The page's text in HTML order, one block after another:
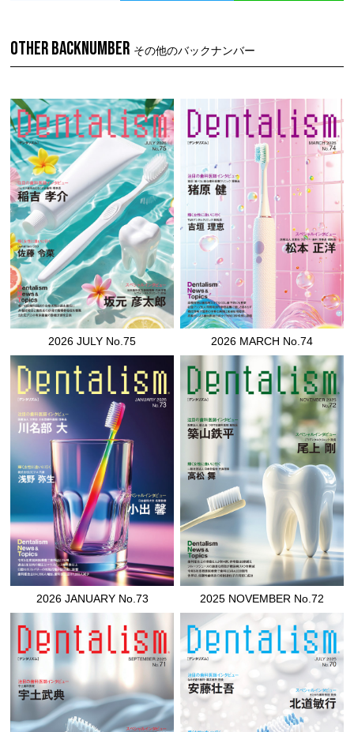
OTHER BACKNUMBER その他のバックナンバー
2026 JULY No.75 2026 MARCH No.74
2026 JANUARY No.73 2025 NOVEMBER No.72